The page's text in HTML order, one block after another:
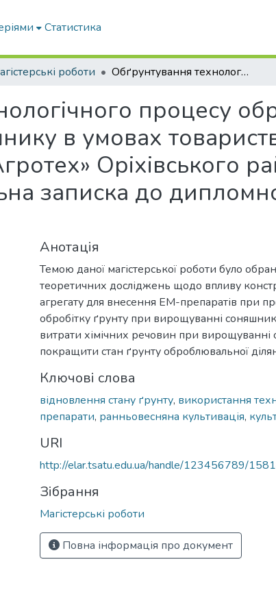
Статистика
роботи Обґрунтування технологічного процесу обробітку ґрунту при вирощуванні соняшнику в умовах товариства з обмеженою відповідальністю «Агротех» Оріхівського району Запорізької області: пояснювальна записка до дипломної роботи здобувача СВО Магістр
процесу
в умовах
Оріхівського
записка до
Анотація
Темою даної магістерської роботи було
теоретичних досліджень щодо впливу
агрегату для внесення ЕМ-препаратів при
обробітку ґрунту при вирощуванні
витрати хімічних речовин при
покращити стан ґрунту оброблювальної
Ключові слова
відновлення стану ґрунту, використання
препарати, ранньовесняна культивація,
URI
http://elar.tsatu.edu.ua/handle/123456789/
Зібрання
Магістерські роботи
Повна інформація про документ